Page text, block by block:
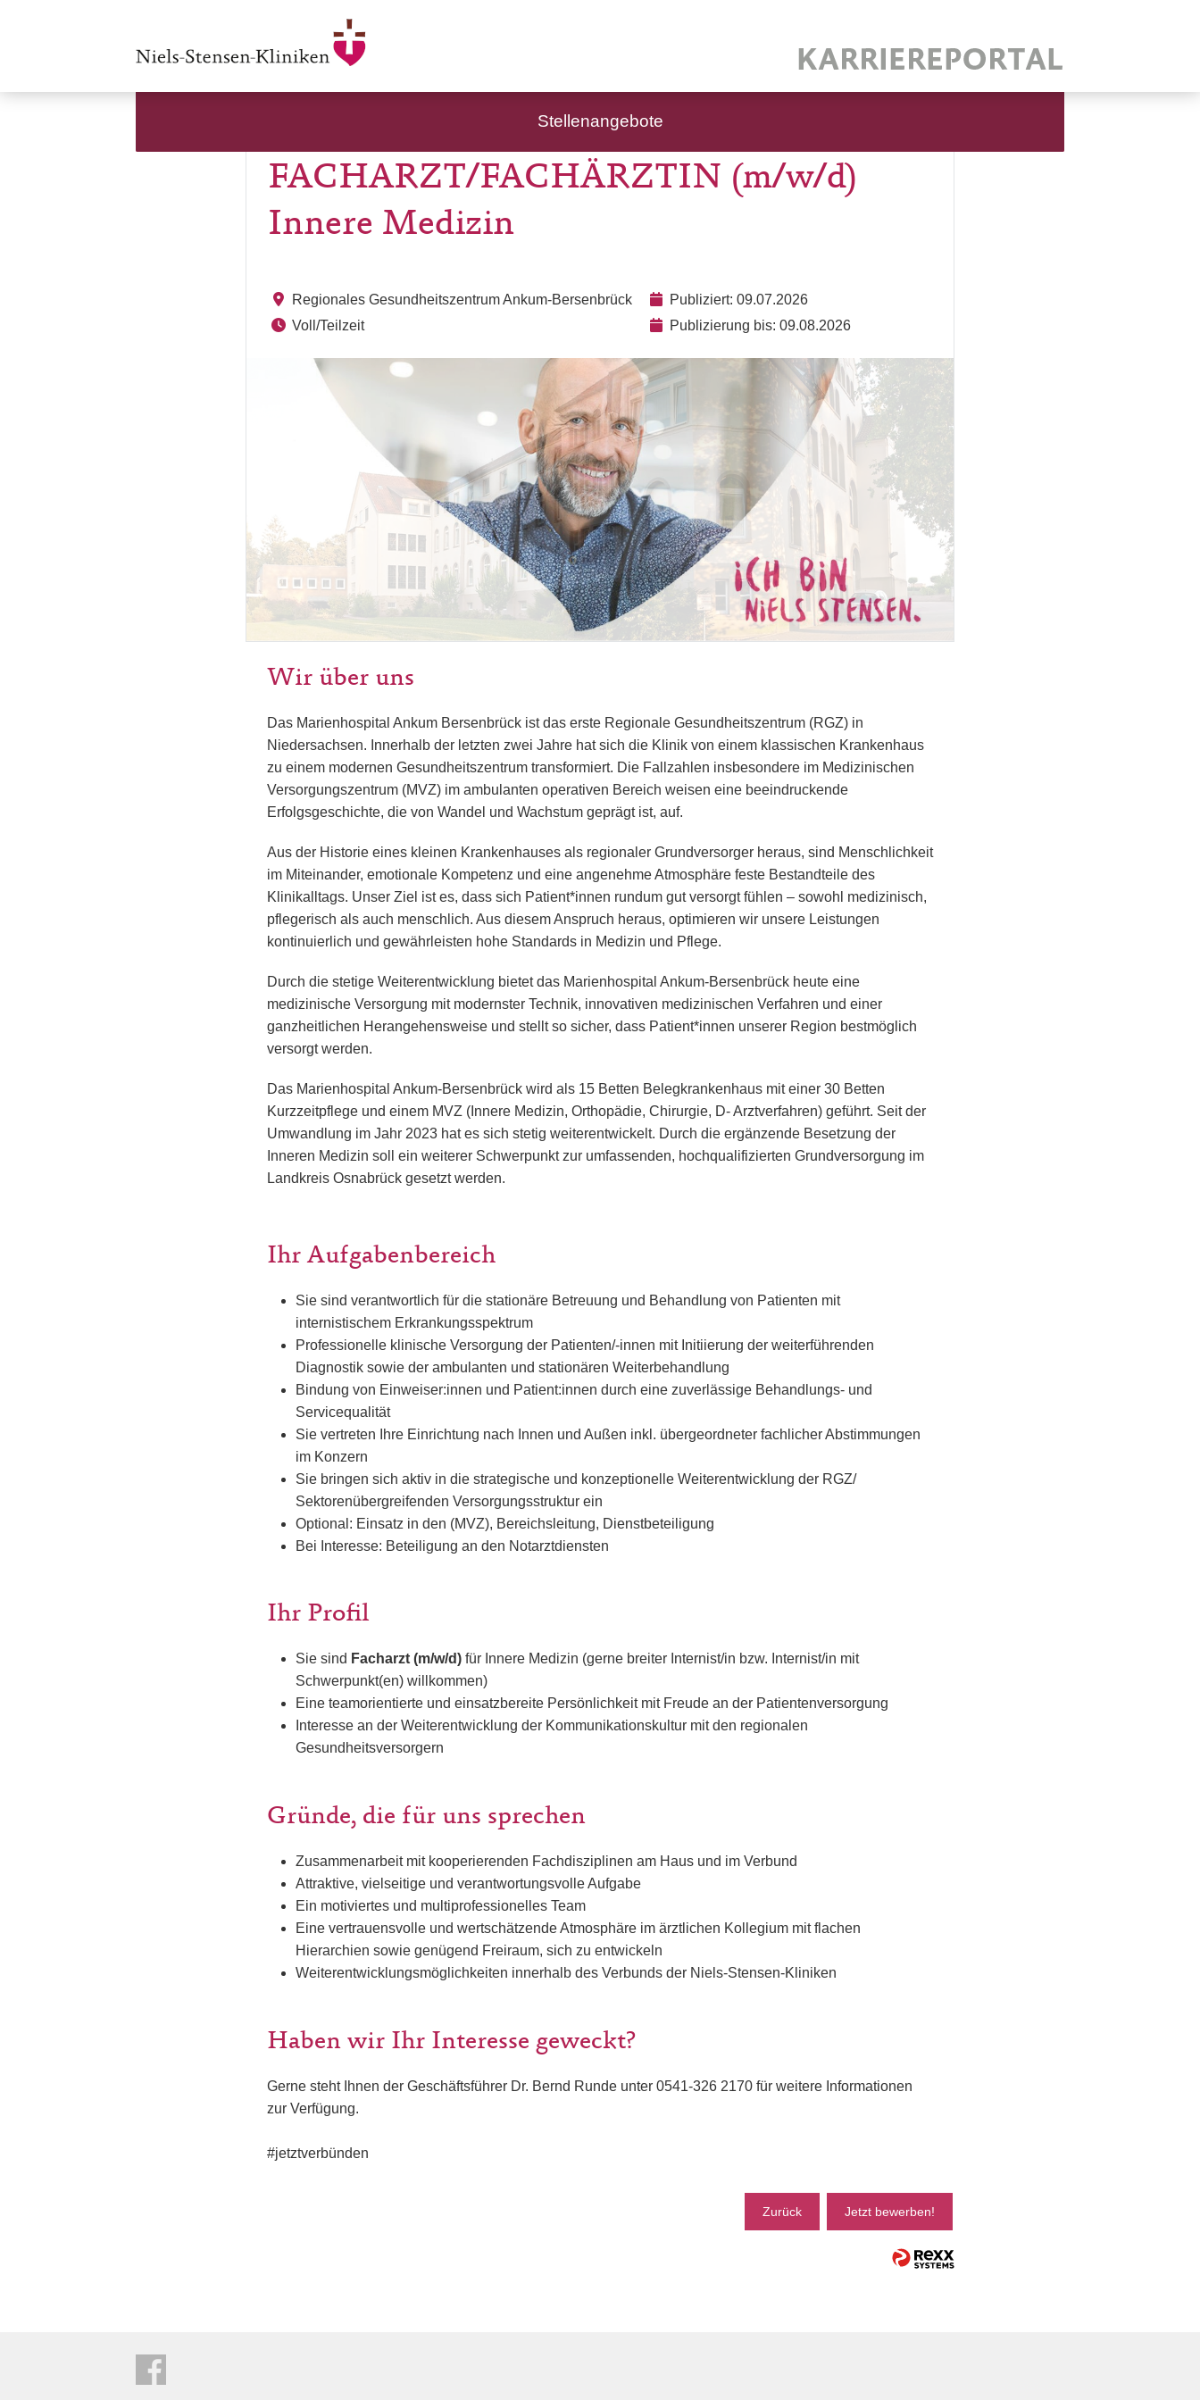
Stellenangebote
FACHARZT/FACHÄRZTIN (m/w/d)
Innere Medizin
Regionales Gesundheitszentrum Ankum-Bersenbrück
Voll/Teilzeit
Publiziert: 09.07.2026
Publizierung bis: 09.08.2026
Wir über uns
Das Marienhospital Ankum Bersenbrück ist das erste Regionale Gesundheitszentrum (RGZ) in
Niedersachsen. Innerhalb der letzten zwei Jahre hat sich die Klinik von einem klassischen Krankenhaus
zu einem modernen Gesundheitszentrum transformiert. Die Fallzahlen insbesondere im Medizinischen
Versorgungszentrum (MVZ) im ambulanten operativen Bereich weisen eine beeindruckende
Erfolgsgeschichte, die von Wandel und Wachstum geprägt ist, auf.
Aus der Historie eines kleinen Krankenhauses als regionaler Grundversorger heraus, sind Menschlichkeit
im Miteinander, emotionale Kompetenz und eine angenehme Atmosphäre feste Bestandteile des
Klinikalltags. Unser Ziel ist es, dass sich Patient*innen rundum gut versorgt fühlen – sowohl medizinisch,
pflegerisch als auch menschlich. Aus diesem Anspruch heraus, optimieren wir unsere Leistungen
kontinuierlich und gewährleisten hohe Standards in Medizin und Pflege.
Durch die stetige Weiterentwicklung bietet das Marienhospital Ankum-Bersenbrück heute eine
medizinische Versorgung mit modernster Technik, innovativen medizinischen Verfahren und einer
ganzheitlichen Herangehensweise und stellt so sicher, dass Patient*innen unserer Region bestmöglich
versorgt werden.
Das Marienhospital Ankum-Bersenbrück wird als 15 Betten Belegkrankenhaus mit einer 30 Betten
Kurzzeitpflege und einem MVZ (Innere Medizin, Orthopädie, Chirurgie, D- Arztverfahren) geführt. Seit der
Umwandlung im Jahr 2023 hat es sich stetig weiterentwickelt. Durch die ergänzende Besetzung der
Inneren Medizin soll ein weiterer Schwerpunkt zur umfassenden, hochqualifizierten Grundversorgung im
Landkreis Osnabrück gesetzt werden.
Ihr Aufgabenbereich
Sie sind verantwortlich für die stationäre Betreuung und Behandlung von Patienten mit
internistischem Erkrankungsspektrum
Professionelle klinische Versorgung der Patienten/-innen mit Initiierung der weiterführenden
Diagnostik sowie der ambulanten und stationären Weiterbehandlung
Bindung von Einweiser:innen und Patient:innen durch eine zuverlässige Behandlungs- und
Servicequalität
Sie vertreten Ihre Einrichtung nach Innen und Außen inkl. übergeordneter fachlicher Abstimmungen
im Konzern
Sie bringen sich aktiv in die strategische und konzeptionelle Weiterentwicklung der RGZ/
Sektorenübergreifenden Versorgungsstruktur ein
Optional: Einsatz in den (MVZ), Bereichsleitung, Dienstbeteiligung
Bei Interesse: Beteiligung an den Notarztdiensten
Ihr Profil
Sie sind Facharzt (m/w/d) für Innere Medizin (gerne breiter Internist/in bzw. Internist/in mit
Schwerpunkt(en) willkommen)
Eine teamorientierte und einsatzbereite Persönlichkeit mit Freude an der Patientenversorgung
Interesse an der Weiterentwicklung der Kommunikationskultur mit den regionalen
Gesundheitsversorgern
Gründe, die für uns sprechen
Zusammenarbeit mit kooperierenden Fachdisziplinen am Haus und im Verbund
Attraktive, vielseitige und verantwortungsvolle Aufgabe
Ein motiviertes und multiprofessionelles Team
Eine vertrauensvolle und wertschätzende Atmosphäre im ärztlichen Kollegium mit flachen
Hierarchien sowie genügend Freiraum, sich zu entwickeln
Weiterentwicklungsmöglichkeiten innerhalb des Verbunds der Niels-Stensen-Kliniken
Haben wir Ihr Interesse geweckt?
Gerne steht Ihnen der Geschäftsführer Dr. Bernd Runde unter 0541-326 2170 für weitere Informationen
zur Verfügung.
#jetztverbünden
Zurück Jetzt bewerben!